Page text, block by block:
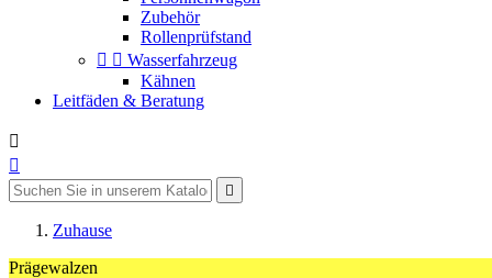
Zubehör
Rollenprüfstand
  Wasserfahrzeug
Kähnen
Leitfäden & Beratung



Zuhause
Prägewalzen